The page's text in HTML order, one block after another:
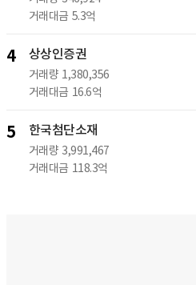
거래대금 5.3억
4 상상인증권
거래량 1,380,356
거래대금 16.6억
5 한국첨단소재
거래량 3,991,467
거래대금 118.3억